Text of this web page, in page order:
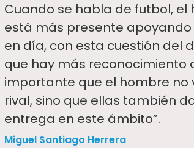
Cuando se habla de futbol,
está más presente apoyando
en día, con esta cuestión del
que hay más reconocimiento
importante que el hombre no
rival, sino que ellas también
entrega en este ámbito”.
Miguel Santiago Herrera